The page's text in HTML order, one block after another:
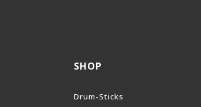
SHOP
Drum-Sticks